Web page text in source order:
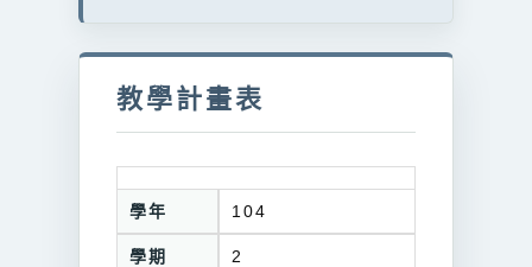
教學計畫表
學年 104
學期 2